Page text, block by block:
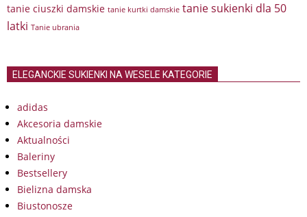
tanie ciuszki damskie tanie kurtki damskie tanie sukienki dla 50
latki Tanie ubrania
ELEGANCKIE SUKIENKI NA WESELE KATEGORIE
adidas
Akcesoria damskie
Aktualności
Baleriny
Bestsellery
Bielizna damska
Biustonosze